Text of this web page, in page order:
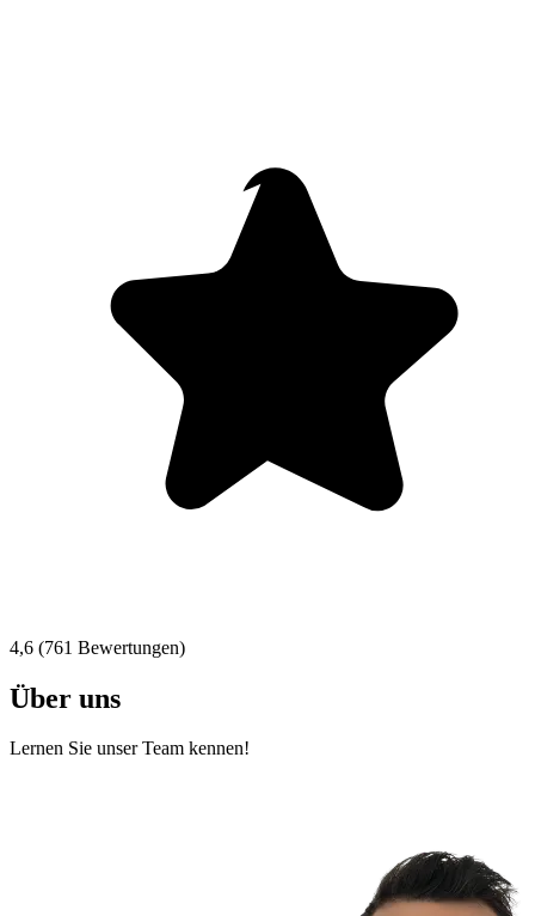
4,6 (761 Bewertungen)
Über uns
Lernen Sie unser Team kennen!